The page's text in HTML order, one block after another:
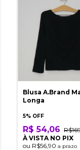
Blusa A.Brand
Longa
5% OFF
R$ 54,06
À VISTA NO PIX
ou R$56,90a prazo